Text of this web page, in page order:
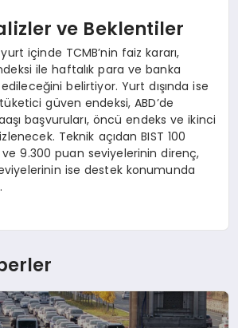
ve Beklentiler
içinde TCMB’nin faiz kararı,
ile haftalık para ve banka
belirtiyor. Yurt dışında ise
güven endeksi, ABD’de
başvuruları, öncü endeks ve ikinci
Teknik açıdan BIST 100
ve 9.300 puan seviyelerinin direnç,
ise destek konumunda